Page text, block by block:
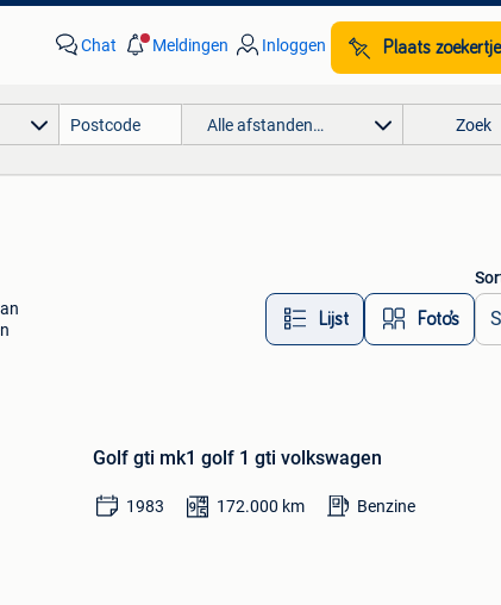
Chat Meldingen Inloggen Plaats zoekertje
Alle afstanden… Zoek
Lijst Foto’s
Golf gti mk1 golf 1 gti volkswagen
1983 172.000 km Benzine